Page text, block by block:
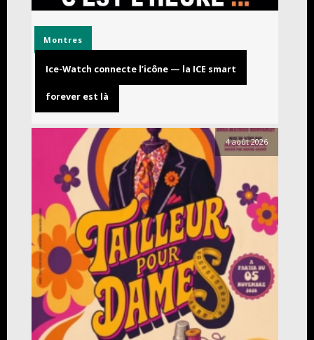
Montres
Ice-Watch connecte l’icône — la ICE smart
forever est là
4 août 2026